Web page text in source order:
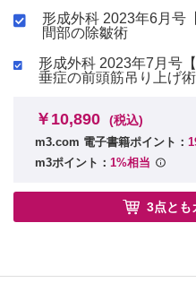
形成外科 2023年6月号
間部の除皺術
形成外科 2023年7月号
垂症の前頭筋吊り上げ術
￥10,890 (税込)
m3.com 電子書籍ポイント：
m3ポイント： 1%相当
3点とも